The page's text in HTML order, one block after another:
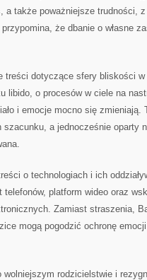
a także poważniejsze trudności,
że dbanie o własne
treści dotyczące sfery bliskości
libido, o procesów w ciele na
i emocje mocno się zmieniają.
szacunku, a jednocześnie oparty
o technologiach i ich
platform wideo oraz
Zamiast straszenia,
mogą pogodzić ochronę
rodzicielstwie i